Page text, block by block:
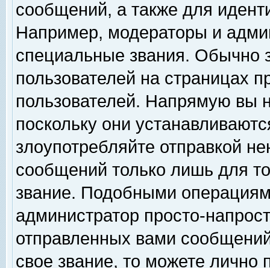
сообщений, а также для
Например, модераторы и
специальные звания. Обычно
пользователей на страницах
пользователей. Напрямую вы
поскольку они
злоупотребляйте отправкой
сообщений только лишь для
звание. Подобными
администратор просто-
отправленных вами
свое звание, то можете лично